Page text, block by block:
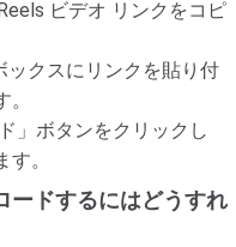
ビデオ リンクをコピ
ックスにリンクを貼り付
」ボタンをクリックし
。
ードするにはどうすれ